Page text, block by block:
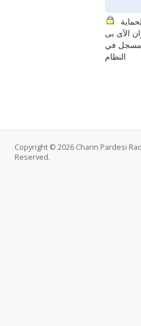
الآى بى
في
النظام
Copyright © 2026 Chann Pardesi
Reserved.